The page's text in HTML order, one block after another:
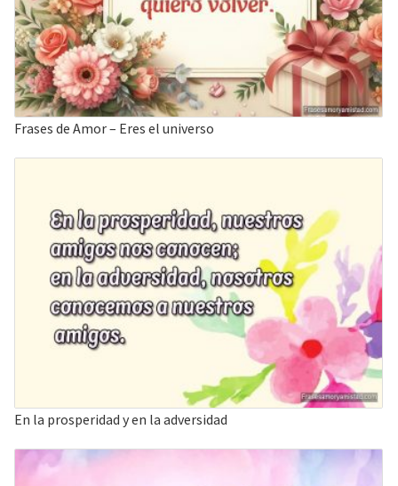
Frases de Amor – Eres el universo
En la prosperidad y en la adversidad